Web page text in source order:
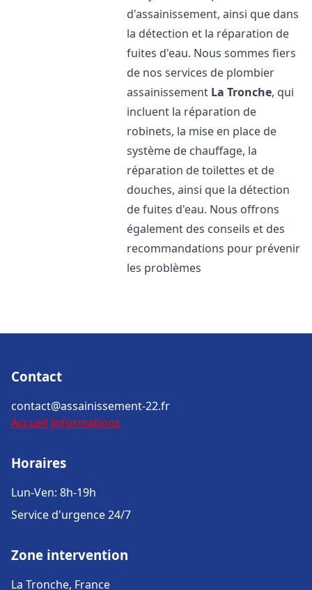
d'assainissement, ainsi que dans
la détection et la réparation de
fuites d'eau. Nous sommes fiers
de nos services de plombier
assainissement La Tronche, qui
incluent la réparation de
robinets, la mise en place de
système de chauffage, la
réparation de toilettes et de
douches, ainsi que la détection
de fuites d'eau. Nous offrons
également des conseils et des
recommandations pour prévenir
les problèmes
Contact
contact@assainissement-22.fr
Accueil Informations
Horaires
Lun-Ven: 8h-19h
Service d'urgence 24/7
Zone intervention
La Tronche, France